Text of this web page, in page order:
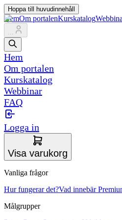
Hoppa till huvudinnehåll
HemOm portalenKurskatalog
...
Hem
Om portalen
Kurskatalog
Webbinar
FAQ
Logga in
Visa varukorg
Vanliga frågor
Hur fungerar det?Vad innebär
Målgrupper